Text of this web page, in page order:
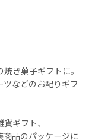
き菓子ギフトに。
ツなどのお配りギフ
ギフト、
商品のパッケージに